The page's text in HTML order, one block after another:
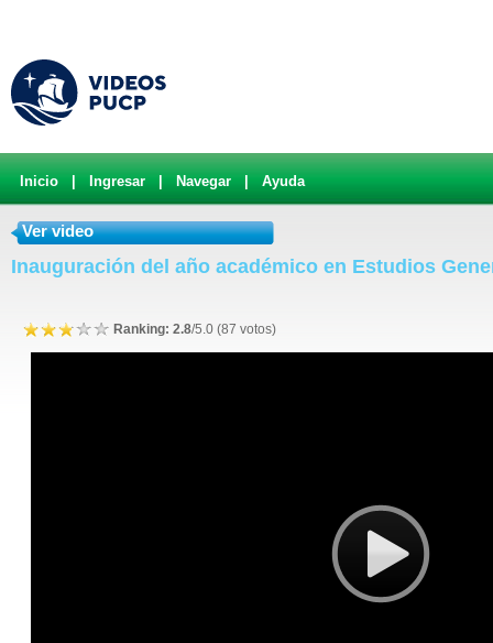
Inicio Ingresar Navegar Ayuda
Ver video
Inauguración del año académico en Estudios
Ranking: 2.8/5.0 (87 votos)